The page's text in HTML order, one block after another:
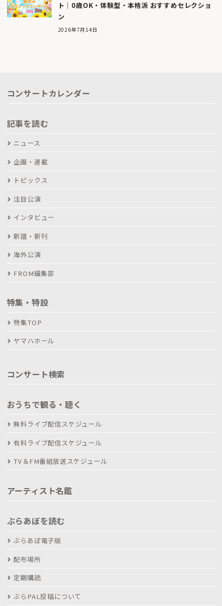
ト｜0歳OK・体験型・本格派 おすすめセレクショ
ン
2026年7月14日
コンサートカレンダー
記事を読む
ニュース
企画・連載
トピックス
注目公演
インタビュー
新譜・新刊
海外公演
FROM編集部
特集・特設
特集TOP
ヤマハホール
コンサート検索
おうちで観る・聴く
無料ライブ配信スケジュール
有料ライブ配信スケジュール
TV＆FM番組放送スケジュール
アーティスト名鑑
ぶらあぼを読む
ぶらあぼ電子版
配布場所
定期購読
ぶらPAL投稿について